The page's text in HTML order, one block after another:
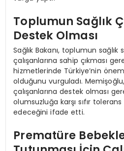
Toplumun Sağlık
Destek Olması
Sağlık Bakanı, toplumun
çalışanlarına sahip çıkması
hizmetlerinde Türkiye’nin
olduğunu vurguladı.
çalışanlarına destek olması
olumsuzluğa karşı sıfır
edeceğini ifade etti.
Prematüre